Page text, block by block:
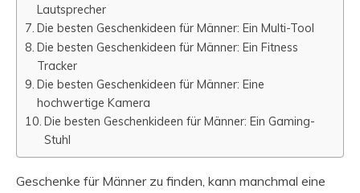
Lautsprecher
Die besten Geschenkideen für Männer: Ein Multi-Tool
Die besten Geschenkideen für Männer: Ein Fitness
Tracker
Die besten Geschenkideen für Männer: Eine
hochwertige Kamera
Die besten Geschenkideen für Männer: Ein Gaming-
Stuhl
Geschenke für Männer zu finden, kann manchmal eine